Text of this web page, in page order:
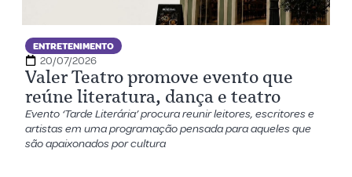
ENTRETENIMENTO
20/07/2026
Valer Teatro promove evento que
reúne literatura, dança e teatro
Evento ‘Tarde Literária’ procura reunir leitores, escritores e
artistas em uma programação pensada para aqueles que
são apaixonados por cultura